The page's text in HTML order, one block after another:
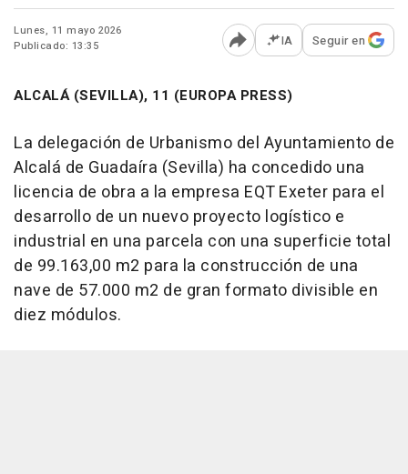
Lunes, 11 mayo 2026
Publicado: 13:35
Abrir opciones para
IA Seguir en
ALCALÁ (SEVILLA), 11 (EUROPA PRESS)
La delegación de Urbanismo del Ayuntamiento de
Alcalá de Guadaíra (Sevilla) ha concedido una
licencia de obra a la empresa EQT Exeter para el
desarrollo de un nuevo proyecto logístico e
industrial en una parcela con una superficie total
de 99.163,00 m2 para la construcción de una
nave de 57.000 m2 de gran formato divisible en
diez módulos.